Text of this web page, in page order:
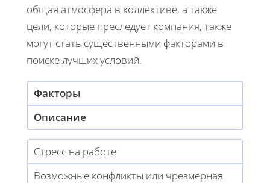
общая атмосфера в коллективе, а также
цели, которые преследует компания, также
могут стать существенными факторами в
поиске лучших условий.
Факторы
Описание
Стресс на работе
Возможные конфликты или чрезмерная